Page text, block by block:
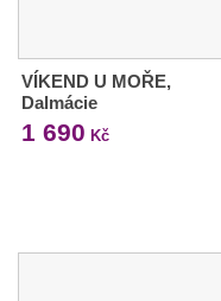
VÍKEND U MOŘE,
Dalmácie
1 690 Kč